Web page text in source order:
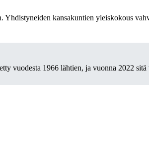
kansakuntien yleiskokous
vuodesta 1966 lähtien, ja vuonna 2022